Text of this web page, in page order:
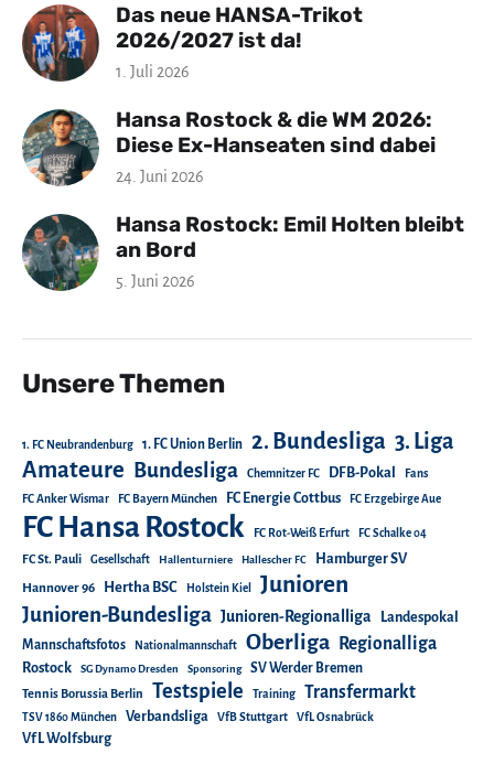
Das neue HANSA-Trikot
2026/2027 ist da!
1. Juli 2026
Hansa Rostock & die WM 2026:
Diese Ex-Hanseaten sind dabei
24. Juni 2026
Hansa Rostock: Emil Holten bleibt
an Bord
5. Juni 2026
Unsere Themen
1. FC Neubrandenburg 1. FC Union Berlin 2. Bundesliga 3. Liga
Amateure Bundesliga Chemnitzer FC DFB-Pokal Fans
FC Anker Wismar FC Bayern München FC Energie Cottbus FC Erzgebirge Aue
FC Hansa Rostock FC Rot-Weiß Erfurt FC Schalke 04
FC St. Pauli Gesellschaft Hallenturniere Hallescher FC Hamburger SV
Hannover 96 Hertha BSC Holstein Kiel Junioren
Junioren-Bundesliga Junioren-Regionalliga
Landespokal
Mannschaftsfotos
Nationalmannschaft Oberliga Regionalliga
Rostock SG Dynamo Dresden Sponsoring SV Werder Bremen
Tennis Borussia Berlin Testspiele Training Transfermarkt
TSV 1860 München Verbandsliga VfB Stuttgart VfL Osnabrück
VfL Wolfsburg